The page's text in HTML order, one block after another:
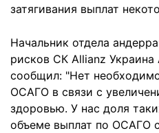
затягивания выплат
Начальник отдела
рисков СК Allianz
сообщил: "Нет
ОСАГО в связи с
здоровью. У нас доля
объеме выплат по ОСАГО